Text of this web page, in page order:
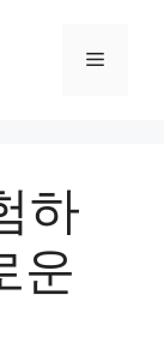
Menu
하
운